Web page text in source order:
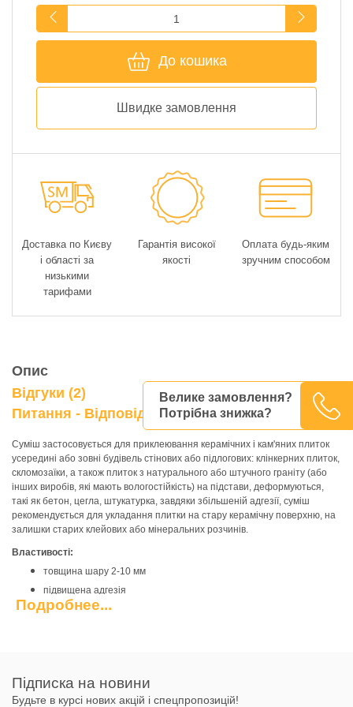
До кошика
Швидке замовлення
Велике замовлення?
Потрібна знижка?
Доставка по Києву
і області за
низькими
тарифами
Гарантія високої
якості
Оплата будь-яким
зручним способом
Опис
Відгуки (2)
Питання - Відповідь
0
Суміш застосовується для приклеювання керамічних і кам'яних плиток
усередині або зовні будівель стінових або підлогових: клінкерних плиток,
скломозаїки, а також плиток з натурального або штучного граніту (або
інших виробів, які мають вологостійкість) на підстави, деформуються,
такі як бетон, цегла, штукатурка, завдяки збільшеній адгезії, суміш
рекомендується для укладання плитки на стару керамічну поверхню, на
залишки старих клейових або мінеральних розчинів.
Властивості:
товщина шару 2-10 мм
підвищена адгезія
стійка на вертикальних поверхнях
високопластична
морозостійка
Подробнее...
Підписка на новини
Будьте в курсі нових акцій і спецпропозицій!